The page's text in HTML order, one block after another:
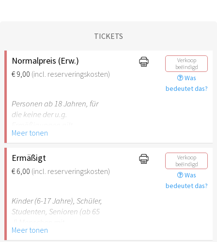
TICKETS
Normalpreis (Erw.)
€ 9,00 (incl. reserveringskosten)
Verkoop
beëindigd
Was
bedeutet das?
Personen ab 18 Jahren, für
die keine der u.g.
Meer tonen
Ermäßigt
€ 6,00 (incl. reserveringskosten)
Verkoop
beëindigd
Was
bedeutet das?
Kinder (6-17 Jahre), Schüler,
Studenten, Senioren (ab 65
Behinderung (ab 50%),
Meer tonen